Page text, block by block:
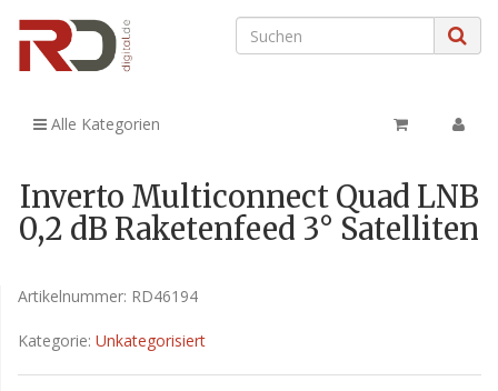
Alle Kategorien
Inverto Multiconnect Quad LNB
0,2 dB Raketenfeed 3° Satelliten
Artikelnummer: RD46194
Kategorie: Unkategorisiert